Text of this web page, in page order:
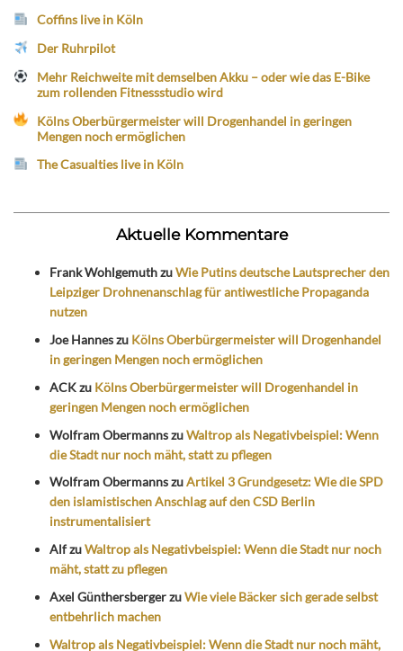
Coffins live in Köln
Der Ruhrpilot
Mehr Reichweite mit demselben Akku – oder wie das E-Bike
zum rollenden Fitnessstudio wird
Kölns Oberbürgermeister will Drogenhandel in geringen
Mengen noch ermöglichen
The Casualties live in Köln
Aktuelle Kommentare
Frank WohlgemuthzuWie Putins deutsche Lautsprecher den
Leipziger Drohnenanschlag für antiwestliche Propaganda
nutzen
Joe Hanneszu Kölns Oberbürgermeister will Drogenhandel
in geringen Mengen noch ermöglichen
ACKzu Kölns Oberbürgermeister will Drogenhandel in
geringen Mengen noch ermöglichen
Wolfram ObermannszuWaltrop als Negativbeispiel: Wenn
die Stadt nur noch mäht, statt zu pflegen
Wolfram ObermannszuArtikel 3 Grundgesetz: Wie die SPD
den islamistischen Anschlag auf den CSD Berlin
instrumentalisiert
AlfzuWaltrop als Negativbeispiel: Wenn die Stadt nur noch
mäht, statt zu pflegen
Axel GünthersbergerzuWie viele Bäcker sich gerade selbst
entbehrlich machen
Waltrop als Negativbeispiel: Wenn die Stadt nur noch mäht,